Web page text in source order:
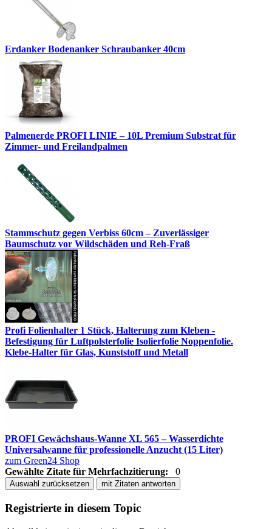
Erdanker Bodenanker Schraubanker 40cm
Palmenerde PROFI LINIE – 10L Premium Substrat für
Zimmer- und Freilandpalmen
Stammschutz gegen Verbiss 60cm – Zuverlässiger
Baumschutz vor Wildschäden und Reh-Fraß
Profi Folienhalter 1 Stück, Halterung zum Kleben -
Befestigung für Luftpolsterfolie Isolierfolie Noppenfolie.
Klebe-Halter für Glas, Kunststoff und Metall
PROFI Gewächshaus-Wanne XL 565 – Wasserdichte
Universalwanne für professionelle Anzucht (15 Liter)
zum Green24 Shop
Gewählte Zitate für Mehrfachzitierung:
0
Auswahl zurücksetzen mit Zitaten antworten
Registrierte in diesem Topic